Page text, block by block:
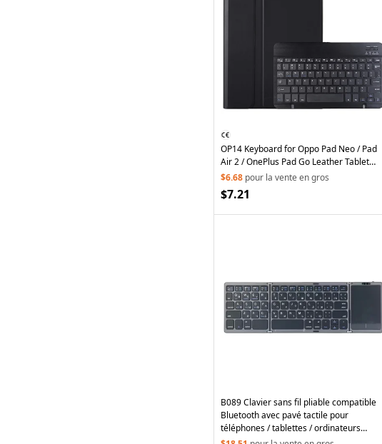
OP14 Keyboard for Oppo Pad Neo / Pad
Air 2 / OnePlus Pad Go Leather Tablet
Case with Bluetooth-compatible Keyboard
- Black
$6.68 pour la vente en gros
$7.21
B089 Clavier sans fil pliable compatible
Bluetooth avec pavé tactile pour
téléphones / tablettes / ordinateurs
portables - Gris